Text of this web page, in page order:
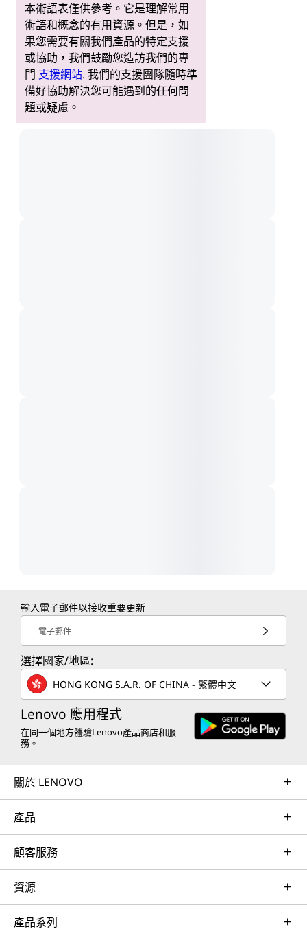
本術語表僅供參考。它是理解常用
術語和概念的有用資源。但是，如
果您需要有關我們產品的特定支援
或協助，我們鼓勵您造訪我們的專
門 支援網站. 我們的支援團隊隨時準
備好協助解決您可能遇到的任何問
題或疑慮。
輸入電子郵件以接收重要更新
電子郵件
選擇國家/地區:
HONG KONG S.A.R. OF CHINA - 繁體中文
Lenovo 應用程式
在同一個地方體驗Lenovo產品商店和服
務。
關於 LENOVO
產品
顧客服務
資源
產品系列